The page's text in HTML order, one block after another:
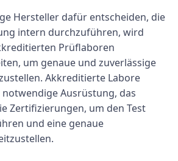
Hersteller dafür entscheiden, die
intern durchzuführen, wird
Prüflaboren
um genaue und zuverlässige
Akkreditierte Labore
Ausrüstung, das
Zertifizierungen, um den Test
und eine genaue